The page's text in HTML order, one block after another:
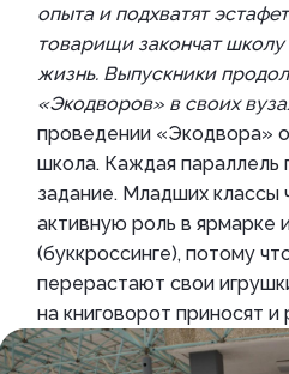
опыта и подхватят
товарищи закончат
жизнь. Выпускники
«Экодворов» в своих
проведении «Экодвора»
школа. Каждая параллель
задание. Младших классы
активную роль в ярмарке
(буккроссинге), потому
перерастают свои
на книговорот приносят и